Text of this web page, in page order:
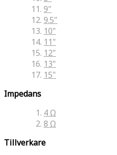
9"
9.5"
10"
11"
12"
13"
15"
Impedans
4 Ω
8 Ω
Tillverkare